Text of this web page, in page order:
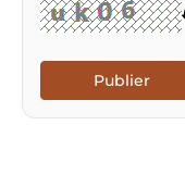
Publier